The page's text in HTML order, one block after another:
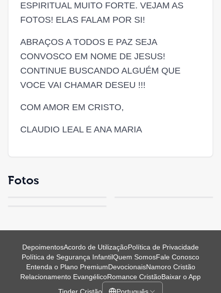
ESPIRITUAL MUITO FORTE. VEJAM AS
FOTOS! ELAS FALAM POR SI!
ABRAÇOS A TODOS E PAZ SEJA
CONVOSCO EM NOME DE JESUS!
CONTINUE BUSCANDO ALGUÉM QUE
VOCE VAI CHAMAR DESEU !!!
COM AMOR EM CRISTO,
CLAUDIO LEAL E ANA MARIA
Fotos
DepoimentosAcordo de UtilizaçãoPolítica de Privacidade
Política de Segurança InfantilQuem SomosFale Conosco
Entenda o Plano PremiumDevocionaisNamoro Cristão
Relacionamento EvangélicoRomance CristãoBaixar o App